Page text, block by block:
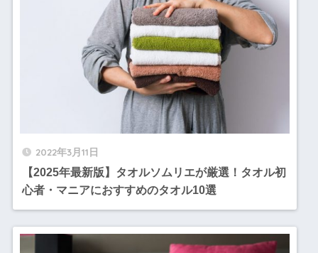
2022年3月11日
【2025年最新版】タオルソムリエが厳選！タオル初
心者・マニアにおすすめのタオル10選